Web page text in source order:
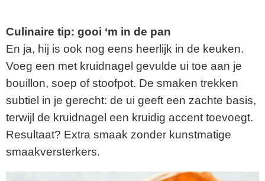
Culinaire tip: gooi ‘m in de pan
En ja, hij is ook nog eens heerlijk in de keuken.
Voeg een met kruidnagel gevulde ui toe aan je
bouillon, soep of stoofpot. De smaken trekken
subtiel in je gerecht: de ui geeft een zachte basis,
terwijl de kruidnagel een kruidig accent toevoegt.
Resultaat? Extra smaak zonder kunstmatige
smaakversterkers.